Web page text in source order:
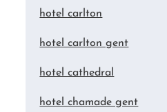
hotel carlton
hotel carlton gent
hotel cathedral
hotel chamade gent